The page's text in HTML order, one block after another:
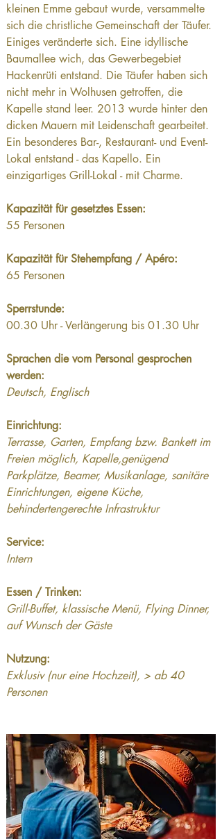
kleinen Emme gebaut wurde, versammelte
sich die christliche Gemeinschaft der Täufer.
Einiges veränderte sich. Eine idyllische
Baumallee wich, das Gewerbegebiet
Hackenrüti entstand. Die Täufer haben sich
nicht mehr in Wolhusen getroffen, die
Kapelle stand leer. 2013 wurde hinter den
dicken Mauern mit Leidenschaft gearbeitet.
Ein besonderes Bar-, Restaurant- und Event-
Lokal entstand - das Kapello. Ein
einzigartiges Grill-Lokal - mit Charme.
Kapazität für gesetztes Essen:
55 Personen
Kapazität für Stehempfang / Apéro:
65 Personen
Sperrstunde:
00.30 Uhr - Verlängerung bis 01.30 Uhr
Sprachen die vom Personal gesprochen
werden:
Deutsch, Englisch
Einrichtung:
Terrasse, Garten, Empfang bzw. Bankett im
Freien möglich, Kapelle,genügend
Parkplätze, Beamer, Musikanlage, sanitäre
Einrichtungen, eigene Küche,
behindertengerechte Infrastruktur
Service:
Intern
Essen / Trinken:
Grill-Buffet, klassische Menü, Flying Dinner,
auf Wunsch der Gäste
Nutzung:
Exklusiv (nur eine Hochzeit), > ab 40
Personen